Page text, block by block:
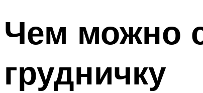
Чем можно
грудничку